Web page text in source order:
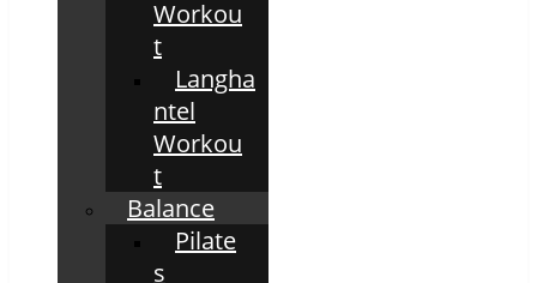
Workou
t
Langha
ntel
Workou
t
Balance
Pilate
s